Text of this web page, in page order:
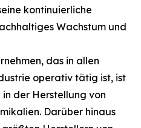
kontinuierliche
Wachstum und
das in allen
operativ tätig ist, ist
der Herstellung von
Darüber hinaus